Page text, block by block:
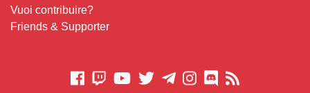
Vuoi contribuire?
Friends & Supporter